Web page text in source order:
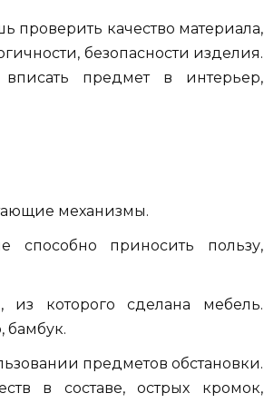
качество материала,
безопасности изделия.
вписать предмет в интерьер,
механизмы.
способно приносить пользу,
из которого сделана мебель.
бамбук.
предметов обстановки.
в составе, острых кромок,